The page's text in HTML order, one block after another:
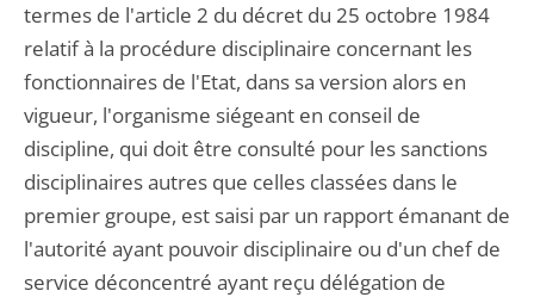
termes de l'article 2 du décret du 25 octobre 1984
relatif à la procédure disciplinaire concernant les
fonctionnaires de l'Etat, dans sa version alors en
vigueur, l'organisme siégeant en conseil de
discipline, qui doit être consulté pour les sanctions
disciplinaires autres que celles classées dans le
premier groupe, est saisi par un rapport émanant de
l'autorité ayant pouvoir disciplinaire ou d'un chef de
service déconcentré ayant reçu délégation de